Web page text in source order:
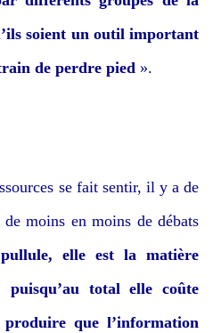
soient un outil important
de perdre pied ».
se fait sentir, il y a de
moins en moins de débats
elle est la matière
puisqu’au total elle coûte
que l’information